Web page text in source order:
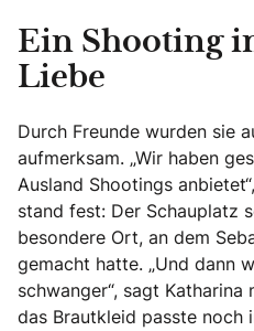
Ein Shooting
Liebe
Durch Freunde wurden sie
aufmerksam. „Wir haben
Ausland Shootings
stand fest: Der Schauplatz
besondere Ort, an dem
gemacht hatte. „Und dann
schwanger“, sagt
das Brautkleid passte noch